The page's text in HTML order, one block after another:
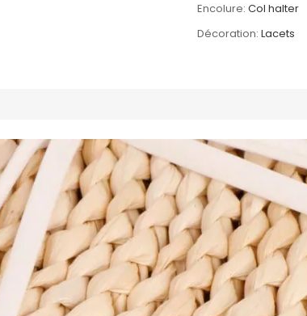
Encolure: Col halter
Décoration: Lacets